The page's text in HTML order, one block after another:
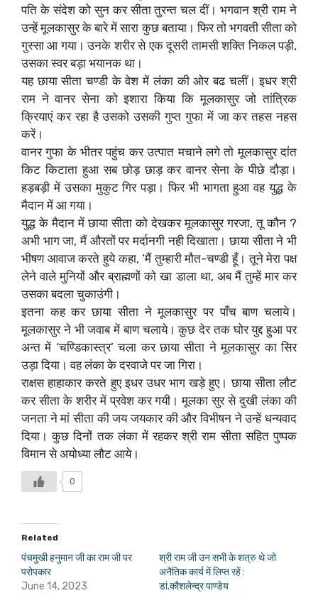
पति के संदेश को सुन कर सीता तुरन्त चल दीं। भगवान श्री राम ने
उन्हें मूलकासुर के बारे में सारा कुछ बताया। फिर तो भगवती सीता को
गुस्सा आ गया। उनके शरीर से एक दूसरी तामसी शक्ति निकल पड़ी,
उसका स्वर बड़ा भयानक था।
यह छाया सीता चण्डी के वेश में लंका की ओर बढ चलीं। इधर श्री
राम ने वानर सेना को इशारा किया कि मूलकासुर जो तांत्रिक
क्रियाएं कर रहा है उसको उसकी गुप्त गुफा में जा कर तहस नहस
करें।
वानर गुफा के भीतर पहुंच कर उत्पात मचाने लगे तो मूलकासुर दांत
किट किटाता हुआ सब छोड़ छाड़ कर वानर सेना के पीछे दौड़ा।
हड़बड़ी में उसका मुकुट गिर पड़ा। फिर भी भागता हुआ वह युद्ध के
मैदान में आ गया।
युद्ध के मैदान में छाया सीता को देखकर मूलकासुर गरजा, तू कौन ?
अभी भाग जा, मैं औरतों पर मर्दानगी नही दिखाता। छाया सीता ने भी
भीषण आवाज करते हुये कहा, ‘मैं तुम्हारी मौत-चण्डी हूँ। तूने मेरा पक्ष
लेने वाले मुनियों और ब्राह्मणों को खा डाला था, अब मैं तुम्हें मार कर
उसका बदला चुकाउंगी।
इतना कह कर छाया सीता ने मूलकासुर पर पाँच बाण चलाये।
मूलकासुर ने भी जवाब में बाण चलाये। कुछ देर तक घोर युद्द हुआ पर
अन्त में ‘चण्डिकास्त्र’ चला कर छाया सीता ने मूलकासुर का सिर
उड़ा दिया। वह लंका के दरवाजे पर जा गिरा।
राक्षस हाहाकार करते हुए इधर उधर भाग खड़े हुए। छाया सीता लौट
कर सीता के शरीर में प्रवेश कर गयी। मूलका सुर से दुखी लंका की
जनता ने मां सीता की जय जयकार की और विभीषन ने उन्हें धन्यवाद
दिया। कुछ दिनों तक लंका में रहकर श्री राम सीता सहित पुष्पक
विमान से अयोध्या लौट आये।
0
Related
पंचमुखी हनुमान जी का राम जी पर
परोपकार
June 14, 2023
श्री राम जी उन सभी के शत्रु थे जो
अनैतिक कार्य में लिप्त रहें :
डां.कौशलेन्द्र पाण्डेय